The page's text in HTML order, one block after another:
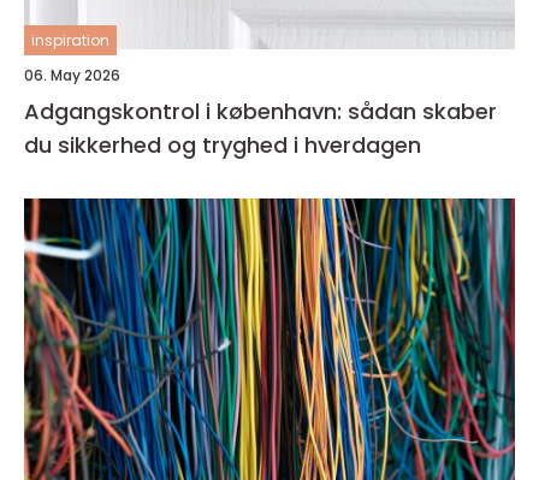
inspiration
06. May 2026
Adgangskontrol i københavn: sådan skaber
du sikkerhed og tryghed i hverdagen